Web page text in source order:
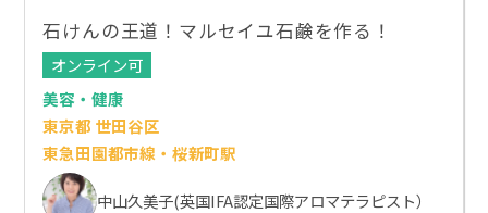
石けんの王道！マルセイユ石鹸を作る！
オンライン可
美容・健康
東京都 世田谷区
東急田園都市線・桜新町駅
中山久美子(英国IFA認定国際アロマテラピスト）